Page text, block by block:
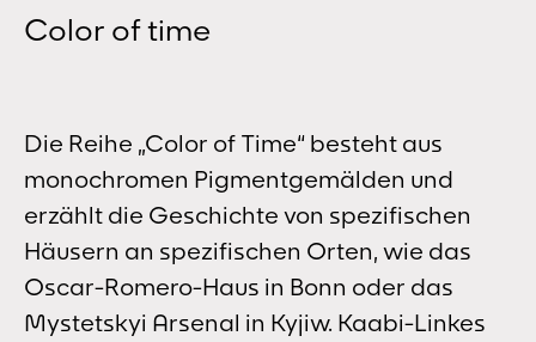
Color of time
Die Reihe „Color of Time“ besteht aus
monochromen Pigmentgemälden und
erzählt die Geschichte von spezifischen
Häusern an spezifischen Orten, wie das
Oscar-Romero-Haus in Bonn oder das
Mystetskyi Arsenal in Kyjiw. Kaabi-Linkes